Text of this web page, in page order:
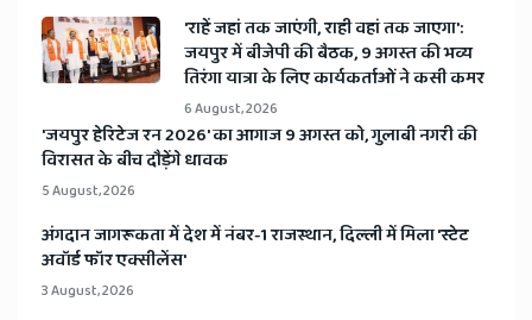
'राहें जहां तक जाएंगी, राही वहां तक जाएगा':
जयपुर में बीजेपी की बैठक, 9 अगस्त की भव्य
तिरंगा यात्रा के लिए कार्यकर्ताओं ने कसी कमर
6 August, 2026
​'जयपुर हेरिटेज रन 2026' का आगाज 9 अगस्त को, गुलाबी नगरी की
विरासत के बीच दौड़ेंगे धावक
5 August, 2026
अंगदान जागरूकता में देश में नंबर-1 राजस्थान, दिल्ली में मिला 'स्टेट
अवॉर्ड फॉर एक्सीलेंस'
3 August, 2026